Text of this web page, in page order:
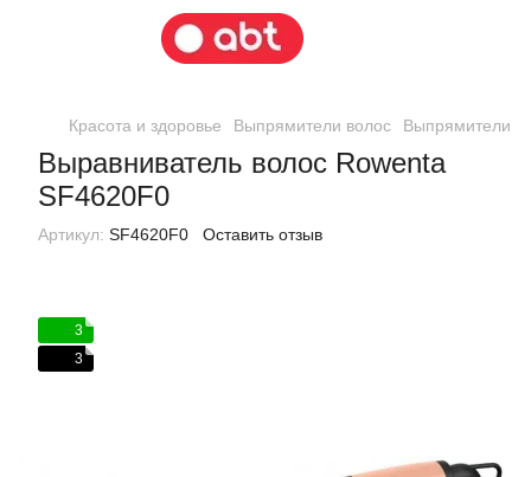
Красота и здоровье Выпрямители волос Выпрямители
Выравниватель волос Rowenta
SF4620F0
Артикул: SF4620F0 Оставить отзыв
3
3